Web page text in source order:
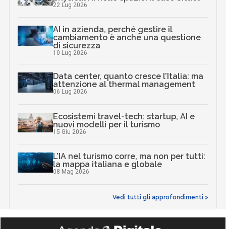
22 Lug 2026
AI in azienda, perché gestire il
cambiamento è anche una questione
di sicurezza
10 Lug 2026
Data center, quanto cresce l’Italia: ma
attenzione al thermal management
06 Lug 2026
Ecosistemi travel-tech: startup, AI e
nuovi modelli per il turismo
15 Giu 2026
L’IA nel turismo corre, ma non per tutti:
la mappa italiana e globale
08 Mag 2026
Vedi tutti gli approfondimenti >